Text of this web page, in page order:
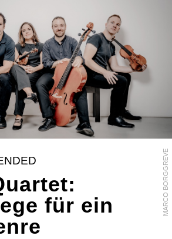
MARCO BORGGREVE
für ein